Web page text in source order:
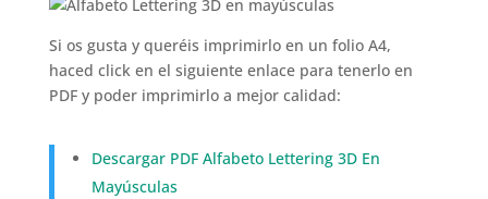
Si os gusta y queréis imprimirlo en un folio A4,
haced click en el siguiente enlace para tenerlo en
PDF y poder imprimirlo a mejor calidad:
Descargar PDF Alfabeto Lettering 3D En
Mayúsculas